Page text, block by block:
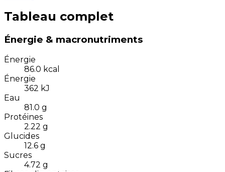
Tableau complet
Énergie & macronutriments
Énergie
86.0 kcal
Énergie
362 kJ
Eau
81.0 g
Protéines
2.22 g
Glucides
12.6 g
Sucres
4.72 g